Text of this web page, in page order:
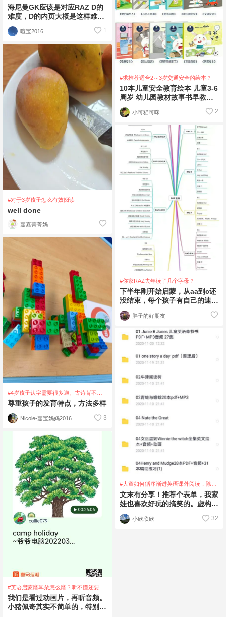
接下来Raz选c还是d？
海尼曼GK应该是对应RAZ D的
难度，D的内页大概是这样难度
的：不过RAZ开始不会每个孩
子都接受
暄宝2016 1
#对于3岁孩子怎么有效阅读
well done
嘉嘉菁菁妈
#4岁孩子认字需要很多遍、古诗背不
清，这算是记忆力有问题么
尊重孩子的发育特点，方法多样
Nicole-嘉宝妈妈2016 3
#英语启蒙磨耳朵怎么磨？听不懂还要继
续听吗？
我们是看过动画片，再听音频。
小猪佩奇其实不简单的，特别是
#求推荐适合2～3岁交通安全的绘本？
10本儿童安全教育绘本 儿童3-6
周岁 幼儿园教材故事书早教好
习惯交通安全宝宝绘本0-3岁幼
儿早教启
小可猫可咪 2
#你家RAZ去年读了几个字母？
下半年刚开始启蒙，从aa到c还
没结束，每个孩子有自己的速
度，坚持下去就是最棒的！主要
是跟着英语app
胖子的好朋友
#大童如何循序渐进英语课外阅读，除学
校学的单词以外，其它没有阅读分级。
文末有分享！推荐个表单，我家
娃也喜欢好玩的搞笑的。虚构类
有哪些书，哪些适合娃目前的水
平，哪些
小欣欣欣 32